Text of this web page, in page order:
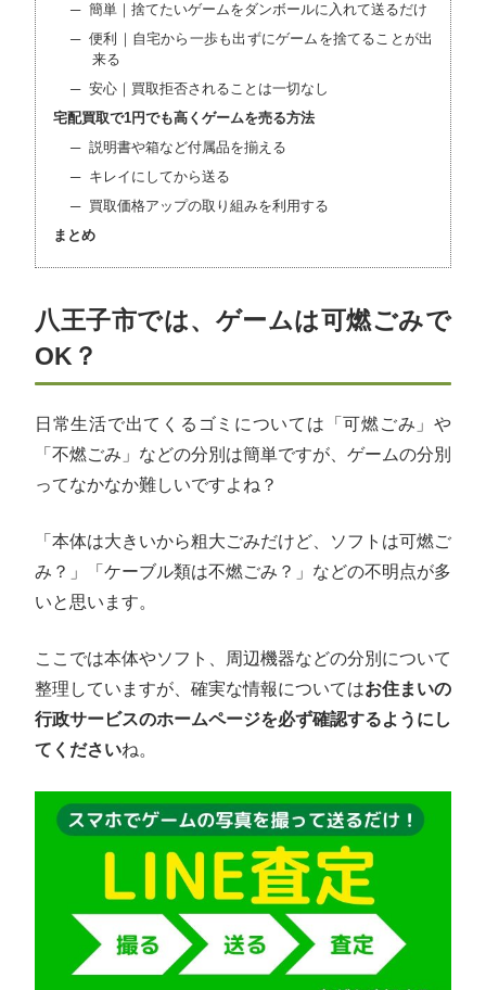
簡単｜捨てたいゲームをダンボールに入れて送るだけ
便利｜自宅から一歩も出ずにゲームを捨てることが出
来る
安心｜買取拒否されることは一切なし
宅配買取で1円でも高くゲームを売る方法
説明書や箱など付属品を揃える
キレイにしてから送る
買取価格アップの取り組みを利用する
まとめ
八王子市では、ゲームは可燃ごみで
OK？
日常生活で出てくるゴミについては「可燃ごみ」や
「不燃ごみ」などの分別は簡単ですが、ゲームの分別
ってなかなか難しいですよね？
「本体は大きいから粗大ごみだけど、ソフトは可燃ご
み？」「ケーブル類は不燃ごみ？」などの不明点が多
いと思います。
ここでは本体やソフト、周辺機器などの分別について
整理していますが、確実な情報についてはお住まいの
行政サービスのホームページを必ず確認するようにし
てくださいね。